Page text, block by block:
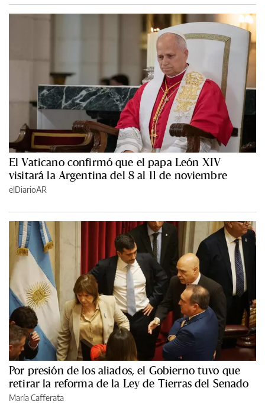
El Vaticano confirmó que el papa León XIV
visitará la Argentina del 8 al 11 de noviembre
elDiarioAR
Por presión de los aliados, el Gobierno tuvo que
retirar la reforma de la Ley de Tierras del Senado
María Cafferata